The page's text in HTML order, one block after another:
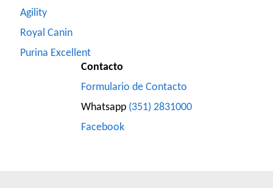
Agility
Royal Canin
Purina Excellent
Contacto
Formulario de Contacto
Whatsapp (351) 2831000
Facebook